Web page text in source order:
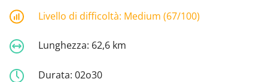
Livello di difficoltà: Medium (67/100)
Lunghezza: 62,6 km
Durata: 02o30